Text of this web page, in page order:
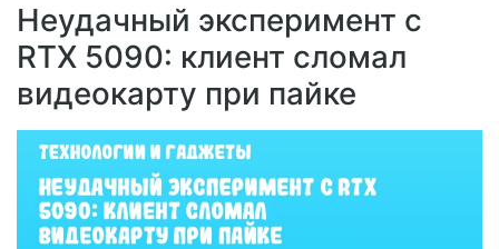
Неудачный эксперимент с
RTX 5090: клиент сломал
видеокарту при пайке